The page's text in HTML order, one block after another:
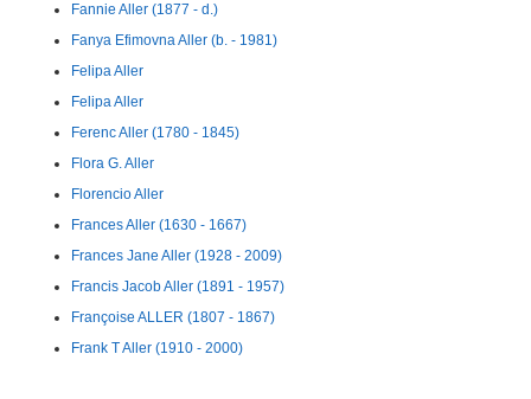
Fannie Aller (1877 - d.)
Fanya Efimovna Aller (b. - 1981)
Felipa Aller
Felipa Aller
Ferenc Aller (1780 - 1845)
Flora G. Aller
Florencio Aller
Frances Aller (1630 - 1667)
Frances Jane Aller (1928 - 2009)
Francis Jacob Aller (1891 - 1957)
Françoise ALLER (1807 - 1867)
Frank T Aller (1910 - 2000)